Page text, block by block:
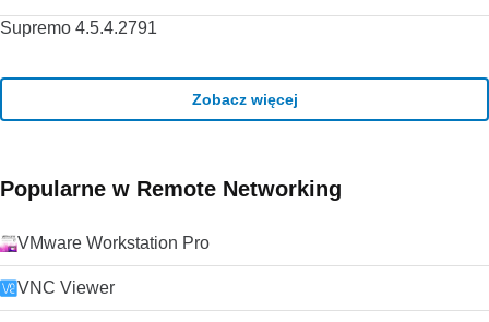
Supremo 4.5.4.2791
Zobacz więcej
Popularne w Remote Networking
VMware Workstation Pro
VNC Viewer